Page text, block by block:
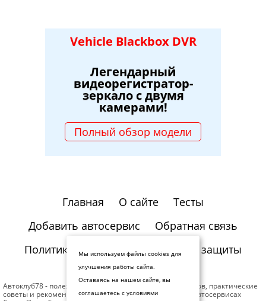
Vehicle Blackbox DVR
Легендарный
видеорегистратор-
зеркало с двумя
камерами!
Полный обзор модели
Главная О сайте
Тесты
Добавить автосервис
Обратная связь
Политика конфиденциальности и защиты
информации
Автоклуб78 - полезная информация для автомобилистов, практические
советы и рекомендации профессионалов. Отзывы об автосервисах
Мы используем файлы cookies для
улучшения работы сайта.
Оставаясь на нашем сайте, вы
соглашаетесь с условиями